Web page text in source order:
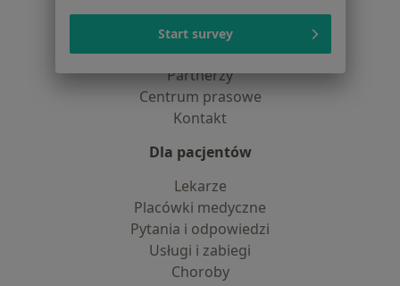
Dostępność
O nas
Praca Rekrutujemy!
Partnerzy
Centrum prasowe
Kontakt
Dla pacjentów
Lekarze
Placówki medyczne
Pytania i odpowiedzi
Usługi i zabiegi
Choroby
Start survey